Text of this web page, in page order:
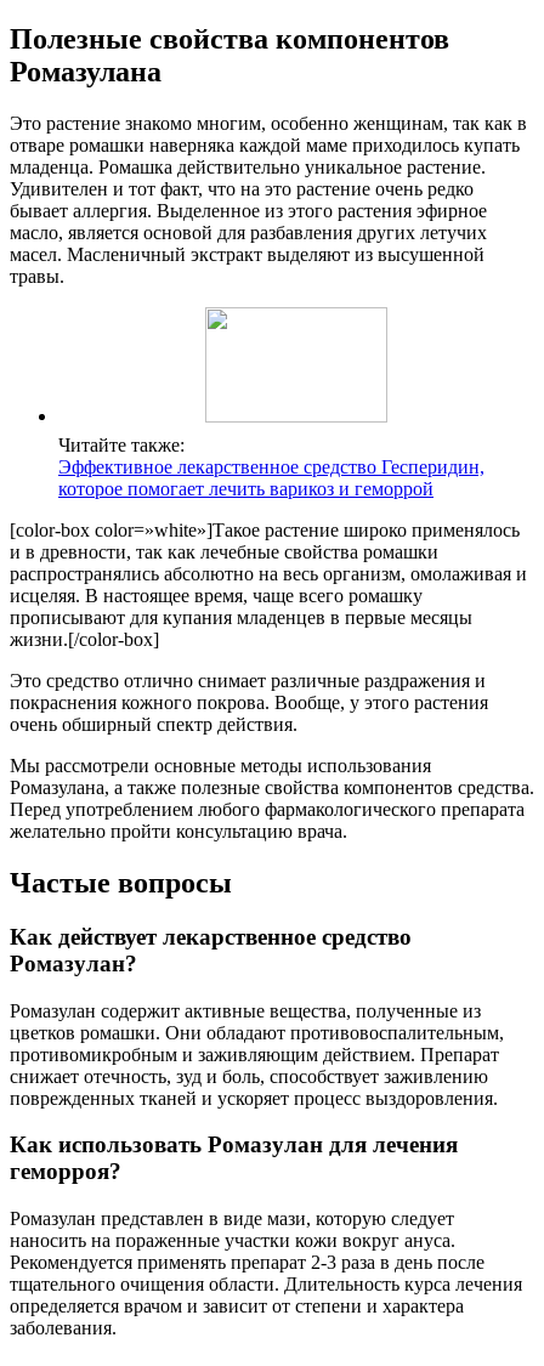
Полезные свойства компонентов
Ромазулана
Это растение знакомо многим, особенно женщинам, так как в
отваре ромашки наверняка каждой маме приходилось купать
младенца. Ромашка действительно уникальное растение.
Удивителен и тот факт, что на это растение очень редко
бывает аллергия. Выделенное из этого растения эфирное
масло, является основой для разбавления других летучих
масел. Масленичный экстракт выделяют из высушенной
травы.
Читайте также:
Эффективное лекарственное средство Гесперидин,
которое помогает лечить варикоз и геморрой
[color-box color=»white»]Такое растение широко применялось
и в древности, так как лечебные свойства ромашки
распространялись абсолютно на весь организм, омолаживая и
исцеляя. В настоящее время, чаще всего ромашку
прописывают для купания младенцев в первые месяцы
жизни.[/color-box]
Это средство отлично снимает различные раздражения и
покраснения кожного покрова. Вообще, у этого растения
очень обширный спектр действия.
Мы рассмотрели основные методы использования
Ромазулана, а также полезные свойства компонентов средства.
Перед употреблением любого фармакологического препарата
желательно пройти консультацию врача.
Частые вопросы
Как действует лекарственное средство
Ромазулан?
Ромазулан содержит активные вещества, полученные из
цветков ромашки. Они обладают противовоспалительным,
противомикробным и заживляющим действием. Препарат
снижает отечность, зуд и боль, способствует заживлению
поврежденных тканей и ускоряет процесс выздоровления.
Как использовать Ромазулан для лечения
геморроя?
Ромазулан представлен в виде мази, которую следует
наносить на пораженные участки кожи вокруг ануса.
Рекомендуется применять препарат 2-3 раза в день после
тщательного очищения области. Длительность курса лечения
определяется врачом и зависит от степени и характера
заболевания.